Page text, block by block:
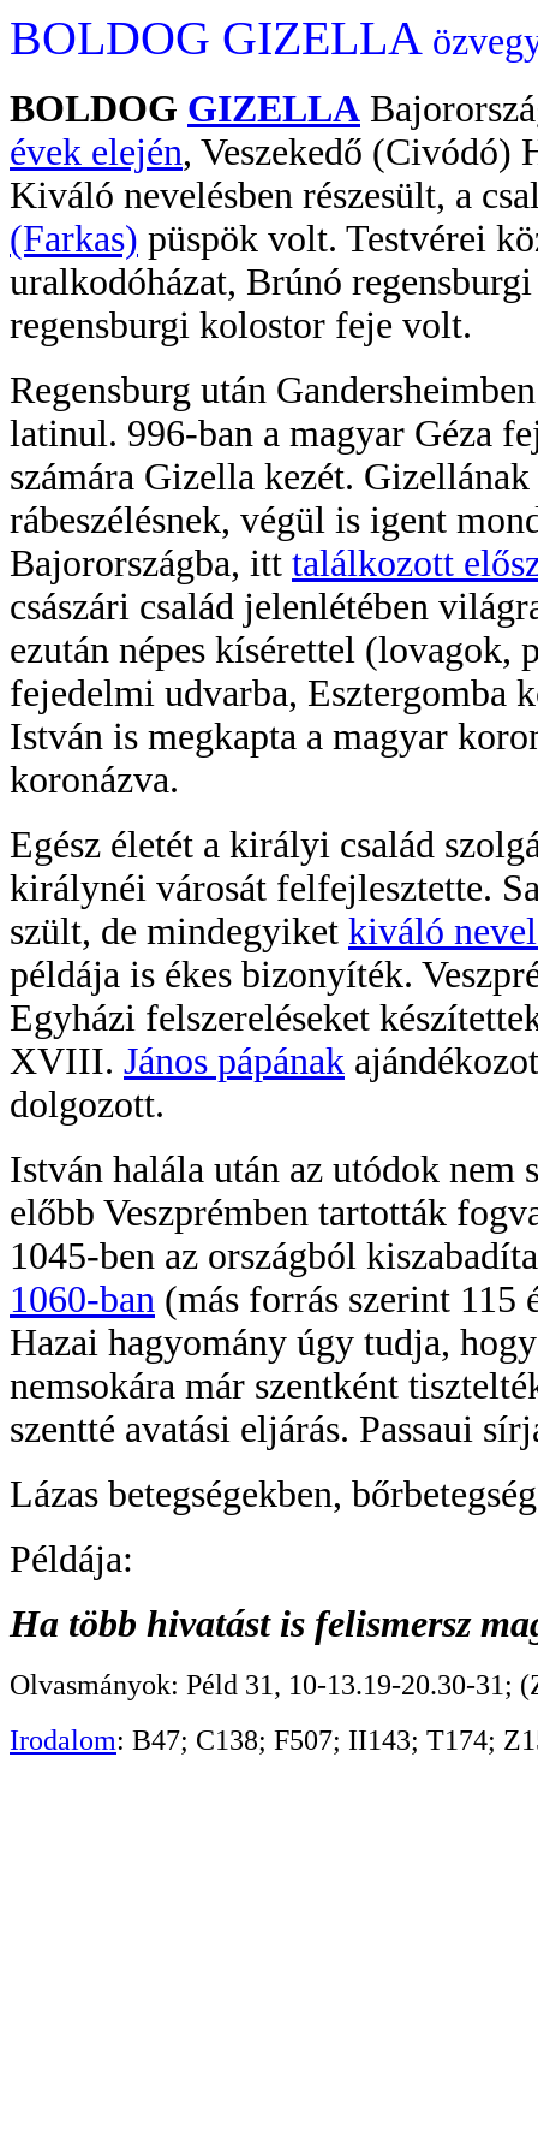
BOLDOG GIZELLA
BOLDOG GIZELLA
évek elején, Veszekedő (Civódó)
Kiváló nevelésben részesült, a
(Farkas) püspök volt. Testvérei
uralkodóházat, Brúnó
regensburgi kolostor feje volt.
Regensburg után
latinul. 996-ban a magyar Géza
számára Gizella kezét.
rábeszélésnek, végül is igent
Bajorországba, itt találkozott
császári család jelenlétében
ezután népes kísérettel (lovagok,
fejedelmi udvarba, Esztergomba
István is megkapta a magyar
koronázva.
Egész életét a királyi család
királynéi városát felfejlesztette.
szült, de mindegyiket kiváló
példája is ékes bizonyíték.
Egyházi felszereléseket
XVIII. János pápának
dolgozott.
István halála után az utódok nem
előbb Veszprémben tartották
1045-ben az országból
1060-ban (más forrás szerint 115
Hazai hagyomány úgy tudja,
nemsokára már szentként
szentté avatási eljárás. Passaui
Lázas betegségekben,
Példája:
Ha több hivatást is felismersz
Olvasmányok: Péld 31, 10-13.19-20.30-31;
Irodalom: B47; C138; F507; II143; T174;